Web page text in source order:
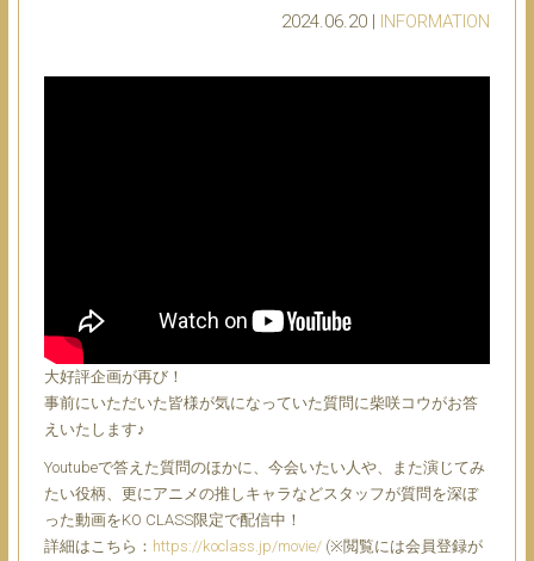
2024.06.20 | INFORMATION
大好評企画が再び！
事前にいただいた皆様が気になっていた質問に柴咲コウがお答
えいたします♪
Youtubeで答えた質問のほかに、今会いたい人や、また演じてみ
たい役柄、更にアニメの推しキャラなどスタッフが質問を深ぼ
った動画をKO CLASS限定で配信中！
詳細はこちら： https://koclass.jp/movie/(※閲覧には会員登録が